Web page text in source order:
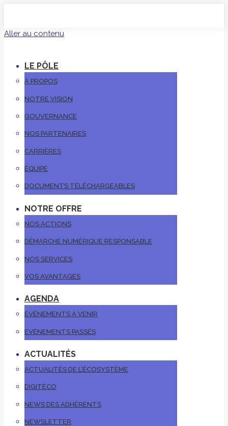
Aller au contenu
LE PÔLE
À PROPOS
NOTRE VISION
GOUVERNANCE
NOS PARTENAIRES
CARRIÈRES
ÉQUIPE
DOCUMENTS TÉLÉCHARGEABLES
NOTRE OFFRE
NOS ACTIONS
DÉMARCHE NUMÉRIQUE RESPONSABLE
NOS SERVICES
VOS AVANTAGES
AGENDA
EVÉNEMENTS À VENIR
EVÉNEMENTS PASSÉS
ACTUALITÉS
ACTUALITÉS DE L’ÉCOSYSTÈME
DIGITÉCO
NEWS DES ADHÉRENTS
NEWSLETTER